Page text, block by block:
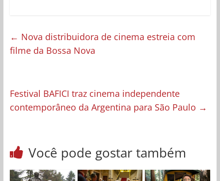
← Nova distribuidora de cinema estreia com
filme da Bossa Nova
Festival BAFICI traz cinema independente
contemporâneo da Argentina para São Paulo →
Você pode gostar também